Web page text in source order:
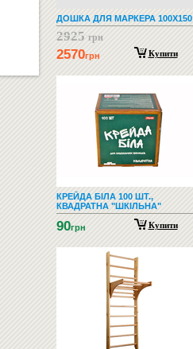
ДОШКА ДЛЯ МАРКЕРА 100Х150
2925 грн
2570грн Купити
КРЕЙДА БІЛА 100 ШТ.,
КВАДРАТНА "ШКІЛЬНА"
90грн Купити